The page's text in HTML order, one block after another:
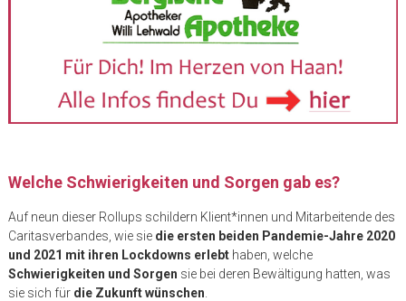
Welche Schwierigkeiten und Sorgen gab es?
Auf neun dieser Rollups schildern Klient*innen und Mitarbeitende des
Caritasverbandes, wie sie die ersten beiden Pandemie-Jahre 2020
und 2021 mit ihren Lockdowns erlebthaben, welche
Schwierigkeiten und Sorgen sie bei deren Bewältigung hatten, was
sie sich für die Zukunft wünschen